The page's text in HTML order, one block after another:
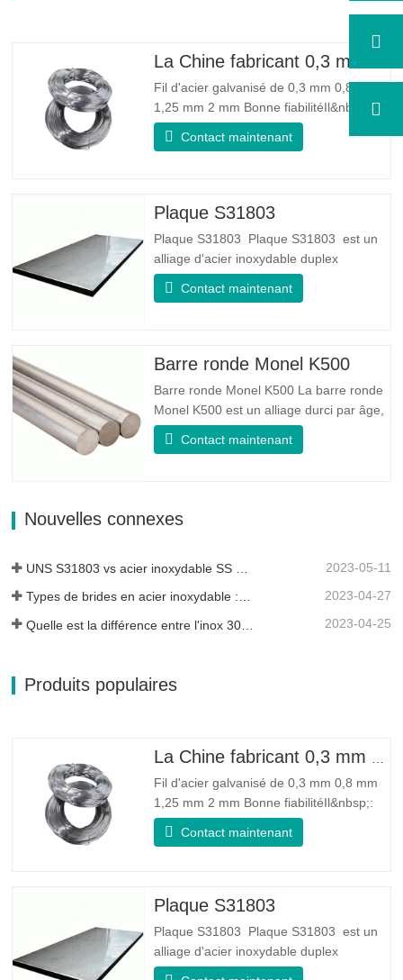
Fil d'acier galvanisé de 0,3 mm 0,8 mm
1,25 mm 2 mm Bonne fiabilitéIl&nbsp;:
peut améliorer certains nœuds, bavures
et rouille sur le fil d'acier Bonne élasticité
adaptée à la fabrication de ressorts…
Contact maintenant
Plaque S31803
Plaque S31803 Plaque S31803 est un
alliage d'acier inoxydable duplex
standard de qualité duplex. Il a la
microstructure d'un rapport
stabilité mécanique fiable, de ductilité et
la…
Contact maintenant
Barre ronde Monel K500
Barre ronde Monel K500 La barre ronde
Monel K500 est un alliage durci par âge,
dont la composition de base se compose
d'éléments comme le nickel et le cuivre.
à l'érosion…
Contact maintenant
Nouvelles connexes
2023-05-11
Types de brides en acier inoxydable : laquelle vous convient le mieux ? 2023-04-27
2023-04-25
Produits populaires
Fil d'acier galvanisé de 0,3 mm 0,8 mm
1,25 mm 2 mm Bonne fiabilitéIl&nbsp;:
peut améliorer certains nœuds, bavures
et rouille sur le fil d'acier Bonne élasticité
adaptée à la fabrication de ressorts
Contact maintenant
Plaque S31803
Plaque S31803 Plaque S31803 est un
alliage d'acier inoxydable duplex
standard de qualité duplex. Il a la